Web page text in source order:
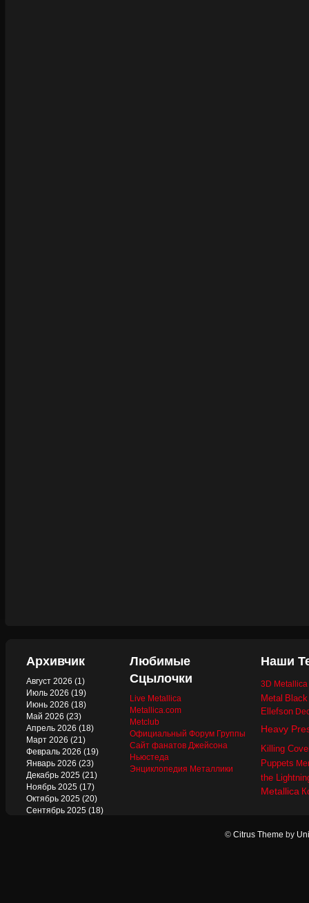
Архивчик
Август 2026 (1)
Июль 2026 (19)
Июнь 2026 (18)
Май 2026 (23)
Апрель 2026 (18)
Март 2026 (21)
Февраль 2026 (19)
Январь 2026 (23)
Декабрь 2025 (21)
Ноябрь 2025 (17)
Октябрь 2025 (20)
Сентябрь 2025 (18)
Любимые
Сцылочки
Live Metallica
Metallica.com
Metclub
Официальный Форум Группы
Сайт фанатов Джейсона
Ньюстеда
Энциклопедия Металлики
Наши
3D
Metal
Ellefson
Heavy
Killing
Puppets
the
Metallica
© Citrus Theme by